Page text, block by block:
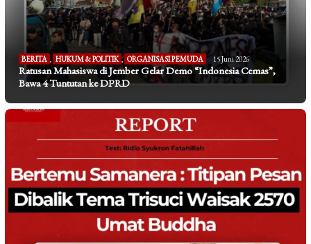
BERITA , HUKUM & POLITIK , ORGANISASI PEMUDA 15 Juni 2026
Ratusan Mahasiswa di Jember Gelar Demo “Indonesia Cemas”,
Bawa 4 Tuntutan ke DPRD